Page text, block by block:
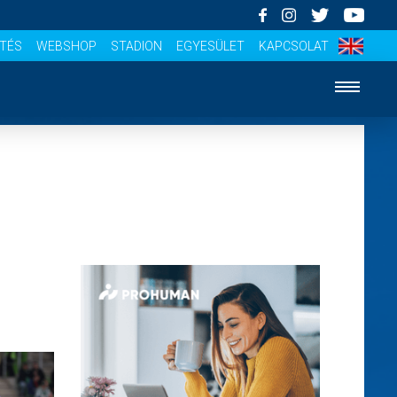
WEBSHOP STADION EGYESÜLET KAPCSOLAT